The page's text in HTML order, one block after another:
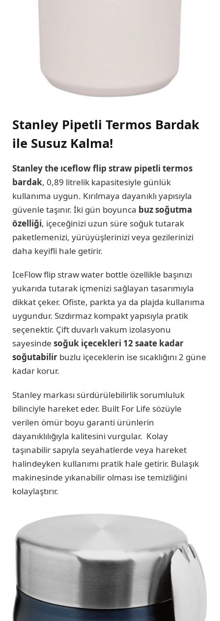
Stanley Pipetli Termos Bardak
ile Susuz Kalma!
Stanley the ıceflow flip straw pipetli termos
bardak, 0,89 litrelik kapasitesiyle günlük
kullanıma uygun. Kırılmaya dayanıklı yapısıyla
güvenle taşınır. İki gün boyunca buz soğutma
özelliği, içeceğinizi uzun süre soğuk tutarak
paketlemenizi, yürüyüşlerinizi veya gezilerinizi
daha keyifli hale getirir.
IceFlow flip straw water bottle özellikle başınızı
yukarıda tutarak içmenizi sağlayan tasarımıyla
dikkat çeker. Ofiste, parkta ya da plajda kullanıma
uygundur. Sızdırmaz kompakt yapısıyla pratik
seçenektir. Çift duvarlı vakum izolasyonu
sayesinde soğuk içecekleri 12 saate kadar
soğutabilir buzlu içeceklerin ise sıcaklığını 2 güne
kadar korur.
Stanley markası sürdürülebilirlik sorumluluk
bilinciyle hareket eder. Built For Life sözüyle
verilen ömür boyu garanti ürünlerin
dayanıklılığıyla kalitesini vurgular. Kolay
taşınabilir sapıyla seyahatlerde veya hareket
halindeyken kullanımı pratik hale getirir. Bulaşık
makinesinde yıkanabilir olması ise temizliğini
kolaylaştırır.